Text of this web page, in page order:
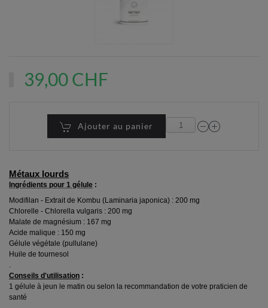
39,00 CHF
Ajouter au panier
Métaux lourds
Ingrédients pour 1 gélule :
Modifilan - Extrait de Kombu (Laminaria japonica) : 200 mg
Chlorelle - Chlorella vulgaris : 200 mg
Malate de magnésium : 167 mg
Acide malique : 150 mg
Gélule végétale (pullulane)
Huile de tournesol
Conseils d'utilisation :
1 gélule à jeun le matin ou selon la recommandation de votre praticien de
santé